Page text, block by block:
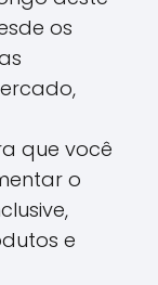
os
que você
o
e